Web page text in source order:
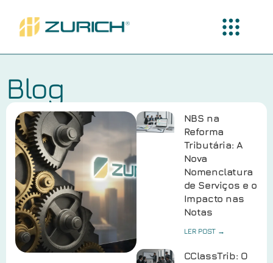
Blog
NBS na
Reforma
Tributária: A
Nova
Nomenclatura
de Serviços e o
Impacto nas
Notas
LER POST →
CClassTrib: O